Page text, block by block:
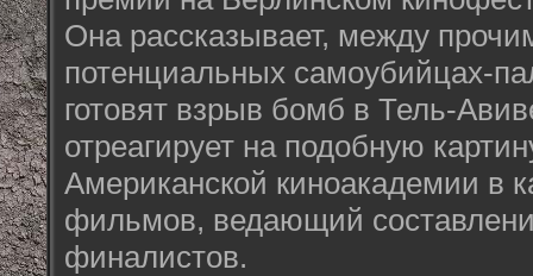
Она рассказывает, между
потенциальных самоубийцах-
готовят взрыв бомб в Тель-
отреагирует на подобную
Американской киноакадемии в
фильмов, ведающий
финалистов.